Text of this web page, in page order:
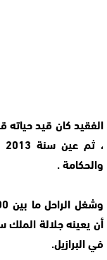
والحكامة .
في البرازيل.